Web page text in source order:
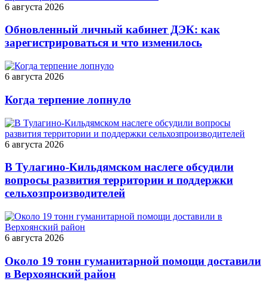
6 августа 2026
Обновленный личный кабинет ДЭК: как
зарегистрироваться и что изменилось
6 августа 2026
Когда терпение лопнуло
6 августа 2026
В Тулагино-Кильдямском наслеге обсудили
вопросы развития территории и поддержки
сельхозпроизводителей
6 августа 2026
Около 19 тонн гуманитарной помощи доставили
в Верхоянский район